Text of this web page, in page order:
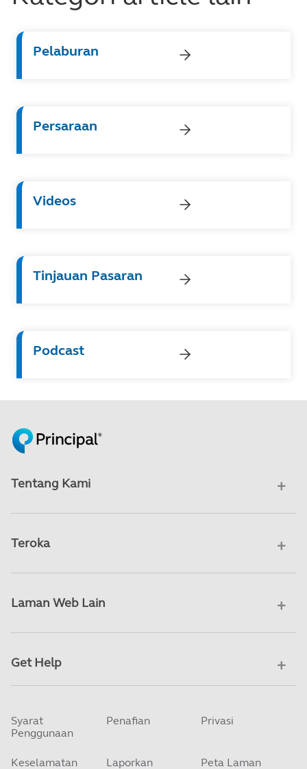
Pelaburan
Persaraan
Videos
Tinjauan Pasaran
Podcast
Tentang Kami
Teroka
Laman Web Lain
Get Help
Syarat
Penggunaan
Penafian Privasi
Keselamatan
Laporkan
Peta Laman